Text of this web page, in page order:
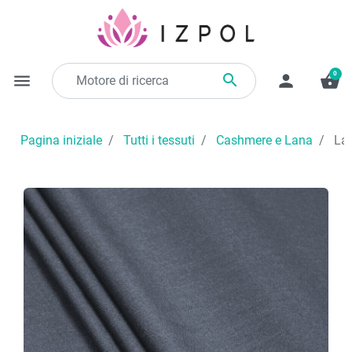
menu  person shopping_basket
0
Pagina iniziale Tutti i tessuti Cashmere e Lana